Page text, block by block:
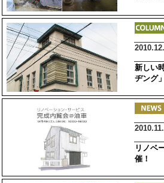
新しい
ヂング」
リノベ
催！